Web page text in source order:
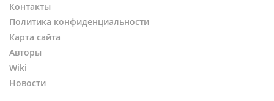
Контакты
Политика конфиденциальности
Карта сайта
Авторы
Wiki
Новости